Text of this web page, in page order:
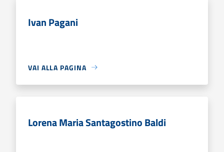
Ivan Pagani
VAI ALLA PAGINA
Lorena Maria Santagostino Baldi